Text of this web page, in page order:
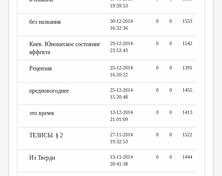
19:39:53
без названия
30-12-2014
16:32:36
0 0 1553
Киев. Юношеское состояние
аффекта
29-12-2014
23:53:43
0 0 1542
Рецензия
25-12-2014
16:20:22
0 0 1391
предновогоднее
25-12-2014
15:20:48
0 0 1455
это время
13-12-2014
21:01:09
0 0 1413
ТЕЗИСЫ. § 2
27-11-2014
19:32:53
0 0 1522
Из Тверди
13-11-2014
20:41:38
0 0 1444